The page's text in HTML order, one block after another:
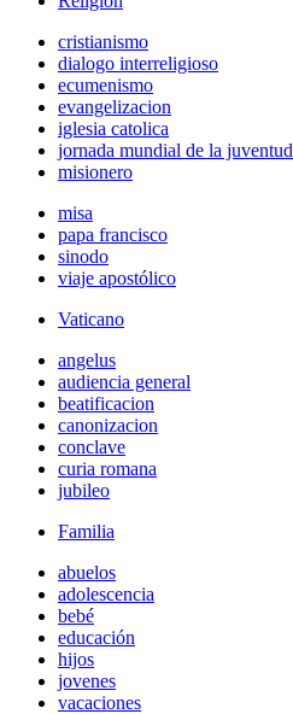
cristianismo
dialogo interreligioso
ecumenismo
evangelizacion
iglesia catolica
jornada mundial de la juventud
misionero
misa
papa francisco
sinodo
viaje apostólico
Vaticano
angelus
audiencia general
beatificacion
canonizacion
conclave
curia romana
jubileo
Familia
abuelos
adolescencia
bebé
educación
hijos
jovenes
vacaciones